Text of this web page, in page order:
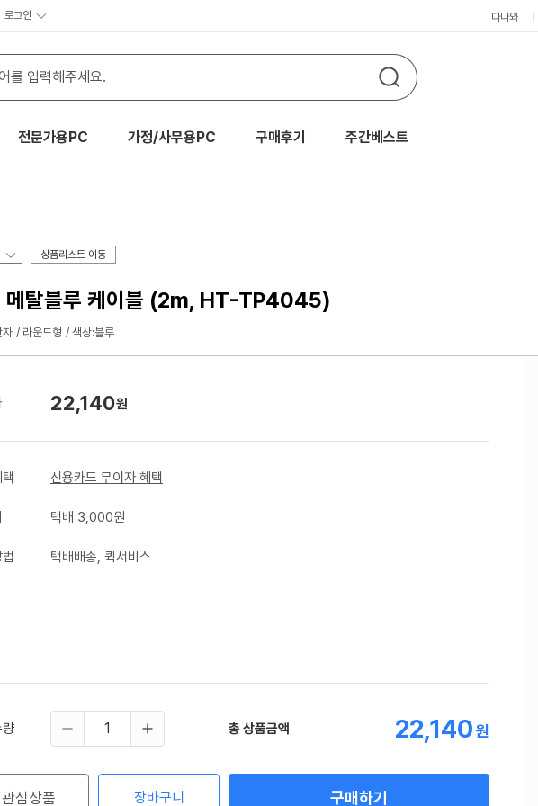
로그인 다나와
전문가용PC 가정/사무용PC 구매후기 주간베스트
상품리스트 이동
메탈블루 케이블 (2m, HT-TP4045)
자 라운드형 색상:블루
22,140원
신용카드 무이자 혜택
택배 3,000원
택배배송, 퀵서비스
량 총 상품금액 22,140원
관심상품 장바구니 구매하기